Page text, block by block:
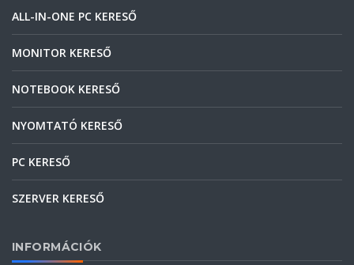
ALL-IN-ONE PC KERESŐ
MONITOR KERESŐ
NOTEBOOK KERESŐ
NYOMTATÓ KERESŐ
PC KERESŐ
SZERVER KERESŐ
INFORMÁCIÓK